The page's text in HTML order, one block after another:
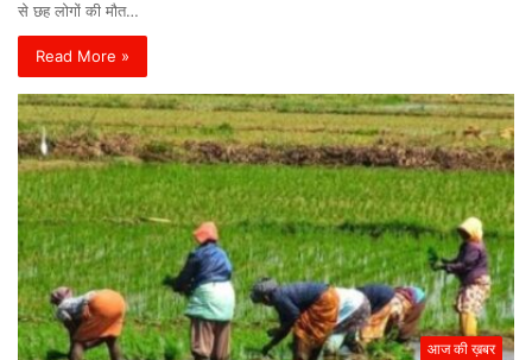
से छह लोगों की मौत…
Read More »
आज की ख़बर